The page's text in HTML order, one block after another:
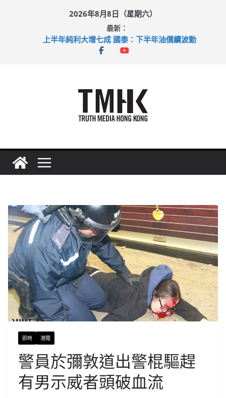
2026年8月8日（星期六）
最新：
上半年純利大增七成 國泰：下半年油價續波動
拜仁熱身賽挫維拉 啟德主場館奪錦標
即時 港聞
警員於彌敦道出警棍驅趕
有男示威者頭破血流